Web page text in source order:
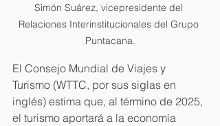
Simón Suárez, vicepresidente del
Relaciones Interinstitucionales del Grupo
Puntacana.
El Consejo Mundial de Viajes y
Turismo (WTTC, por sus siglas en
inglés) estima que, al término de 2025,
el turismo aportará a la economía